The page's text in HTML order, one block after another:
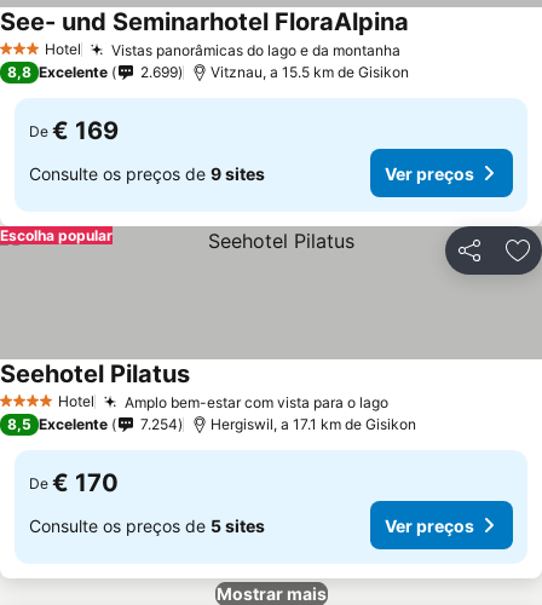
3 EstrelasHotel Vistas panorâmicas do lago e da montanha
See- und Seminarhotel FloraAlpina
8,8 Excelente 2.699 Vitznau, a 15.5 km de Gisikon
De € 169
Consulte os preços de 9 sites Ver preços
Partilhar
Escolha popular
4 EstrelasHotel Amplo bem-estar com vista para o lagoVer preços
Seehotel PilatusVer preços
8,5 Excelente 7.254 Hergiswil, a 17.1 km de Gisikon
De € 170
Consulte os preços de 5 sites Ver preços
Mostrar mais